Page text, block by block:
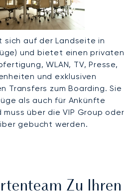
sich auf der Landseite in
und bietet einen privaten
WLAN, TV, Presse,
und exklusiven
Transfers zum Boarding. Sie
als auch für Ankünfte
über die VIP Group oder
gebucht werden.
Zu Ihren